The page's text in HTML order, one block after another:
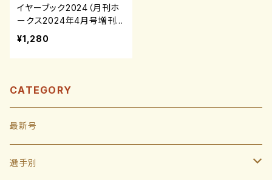
イヤーブック2024（月刊ホ
ークス2024年4月号増刊）
¥1,280
CATEGORY
最新号
選手別